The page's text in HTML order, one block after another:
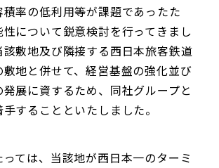
率の低利用等が課題であったた
について鋭意検討を行ってきまし
該敷地及び隣接する西日本旅客鉄道
地と併せて、経営基盤の強化並び
展に資するため、同社グループと
することといたしました。
ては、当該地が西日本一のターミ